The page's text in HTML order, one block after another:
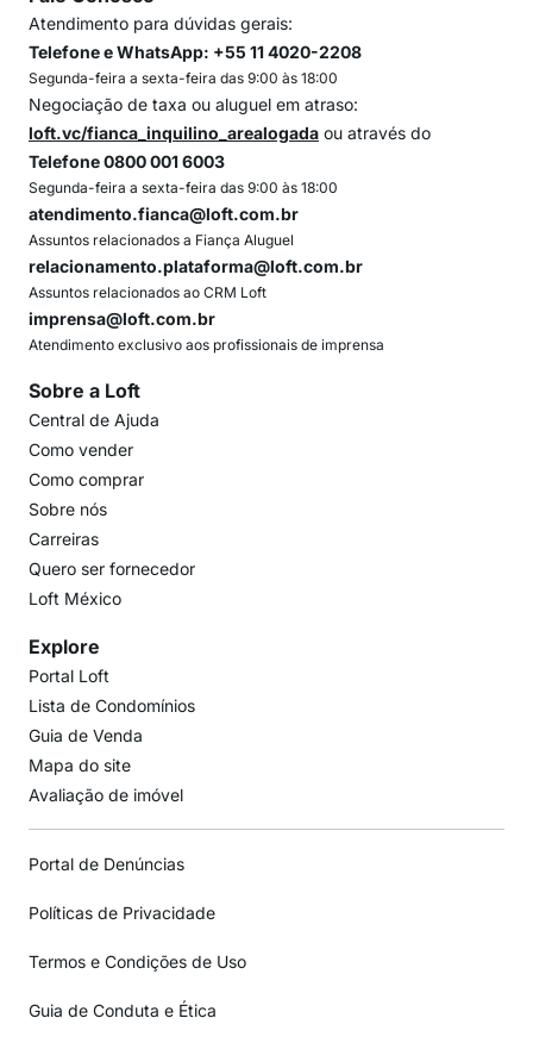
Atendimento para dúvidas gerais:
Telefone e WhatsApp: +55 11 4020-2208
Segunda-feira a sexta-feira das 9:00 às 18:00
Negociação de taxa ou aluguel em atraso:
loft.vc/fianca_inquilino_arealogada ou através do
Telefone 0800 001 6003
Segunda-feira a sexta-feira das 9:00 às 18:00
atendimento.fianca@loft.com.br
Assuntos relacionados a Fiança Aluguel
relacionamento.plataforma@loft.com.br
Assuntos relacionados ao CRM Loft
imprensa@loft.com.br
Atendimento exclusivo aos profissionais de imprensa
Sobre a Loft
Central de Ajuda
Como vender
Como comprar
Sobre nós
Carreiras
Quero ser fornecedor
Loft México
Explore
Portal Loft
Lista de Condomínios
Guia de Venda
Mapa do site
Avaliação de imóvel
Portal de Denúncias
Políticas de Privacidade
Termos e Condições de Uso
Guia de Conduta e Ética